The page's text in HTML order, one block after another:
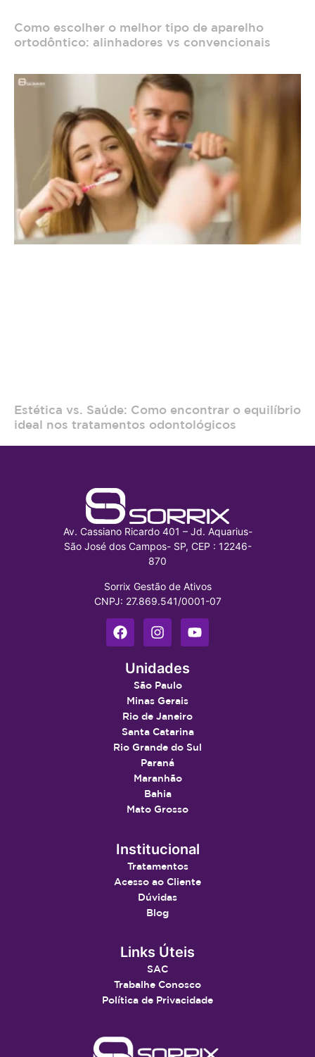
Como escolher o melhor tipo de aparelho
ortodôntico: alinhadores vs convencionais
Estética vs. Saúde: Como encontrar o equilíbrio
ideal nos tratamentos odontológicos
Av. Cassiano Ricardo 401 – Jd. Aquarius-
São José dos Campos- SP, CEP : 12246-
870
Sorrix Gestão de Ativos
CNPJ: 27.869.541/0001-07
Unidades
São Paulo
Minas Gerais
Rio de Janeiro
Santa Catarina
Rio Grande do Sul
Paraná
Maranhão
Bahia
Mato Grosso
Institucional
Tratamentos
Acesso ao Cliente
Dúvidas
Blog
Links Úteis
SAC
Trabalhe Conosco
Política de Privacidade